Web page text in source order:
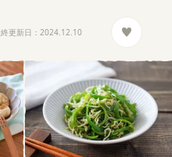
更新日： 2024.12.10